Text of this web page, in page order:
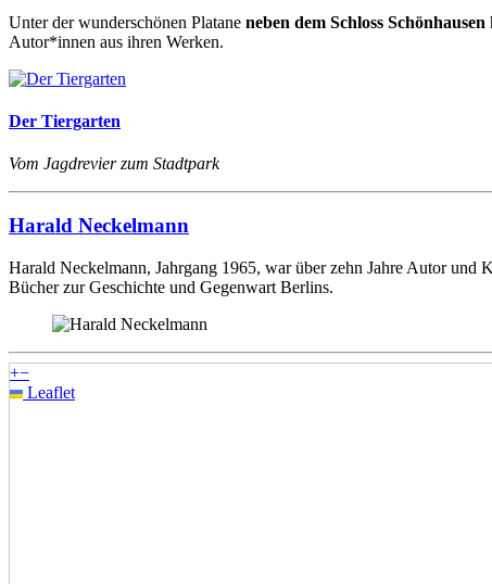
Unter der wunderschönen Platane neben dem Schloss Schönhausen
Autor*innen aus ihren Werken.
Der Tiergarten
Vom Jagdrevier zum Stadtpark
Harald Neckelmann
Harald Neckelmann, Jahrgang 1965, war über zehn Jahre Autor
Bücher zur Geschichte und Gegenwart Berlins.
+−
Leaflet